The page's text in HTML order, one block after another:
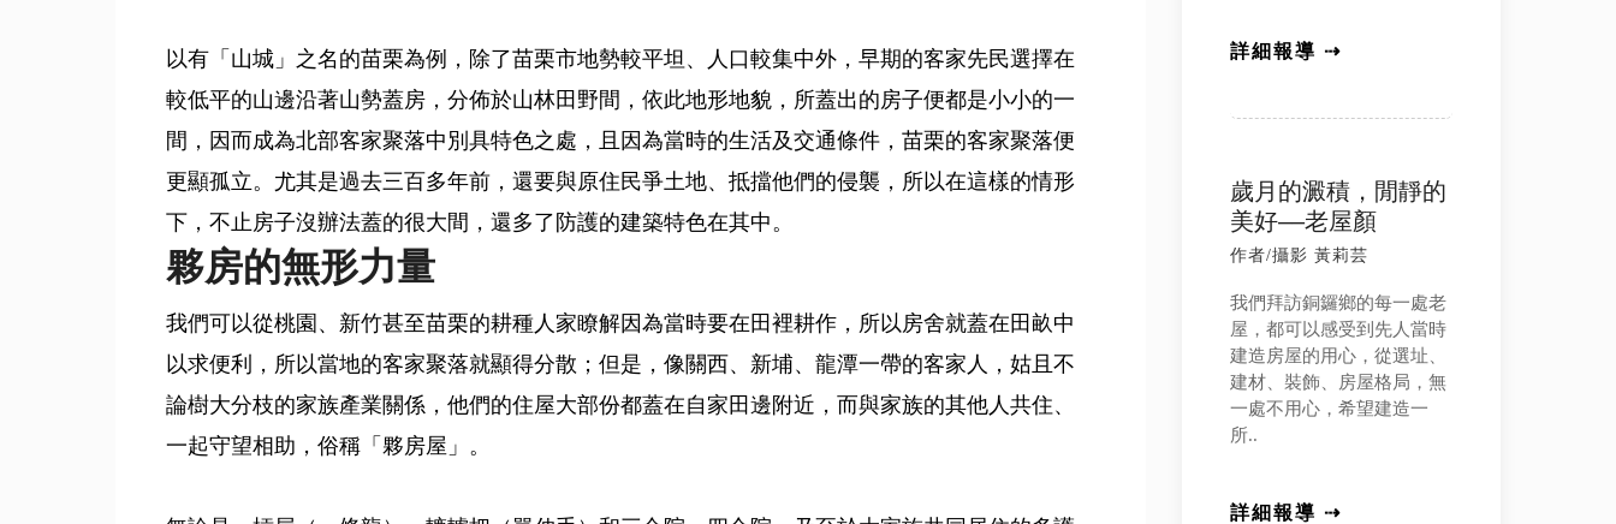
以有「山城」之名的苗栗為例，除了苗栗市地勢較平坦、人口較集中外，早期的客家先民選擇在
較低平的山邊沿著山勢蓋房，分佈於山林田野間，依此地形地貌，所蓋出的房子便都是小小的一
間，因而成為北部客家聚落中別具特色之處，且因為當時的生活及交通條件，苗栗的客家聚落便
更顯孤立。尤其是過去三百多年前，還要與原住民爭土地、抵擋他們的侵襲，所以在這樣的情形
下，不止房子沒辦法蓋的很大間，還多了防護的建築特色在其中。
夥房的無形力量
我們可以從桃園、新竹甚至苗栗的耕種人家瞭解因為當時要在田裡耕作，所以房舍就蓋在田畝中
以求便利，所以當地的客家聚落就顯得分散；但是，像關西、新埔、龍潭一帶的客家人，姑且不
論樹大分枝的家族產業關係，他們的住屋大部份都蓋在自家田邊附近，而與家族的其他人共住、
一起守望相助，俗稱「夥房屋」。
詳細報導 ⇢
歲月的澱積，閒靜的
美好––老屋顏
作者/攝影 黃莉芸
我們拜訪銅鑼鄉的每一處老
屋，都可以感受到先人當時
建造房屋的用心，從選址、
建材、裝飾、房屋格局，無
一處不用心，希望建造一
所..
詳細報導 ⇢